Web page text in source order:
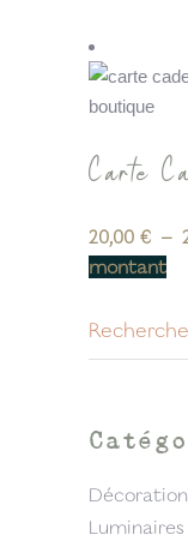
Carte
20,00 € –
montant
Luminaires